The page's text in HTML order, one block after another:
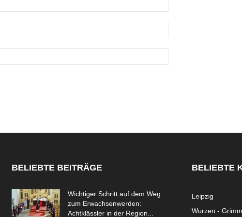
BELIEBTE BEITRÄGE
Wichtiger Schritt auf dem Weg
zum Erwachsenwerden:
Achtklässler in der Region...
BELIEBTE
Leipzig
Wurzen -